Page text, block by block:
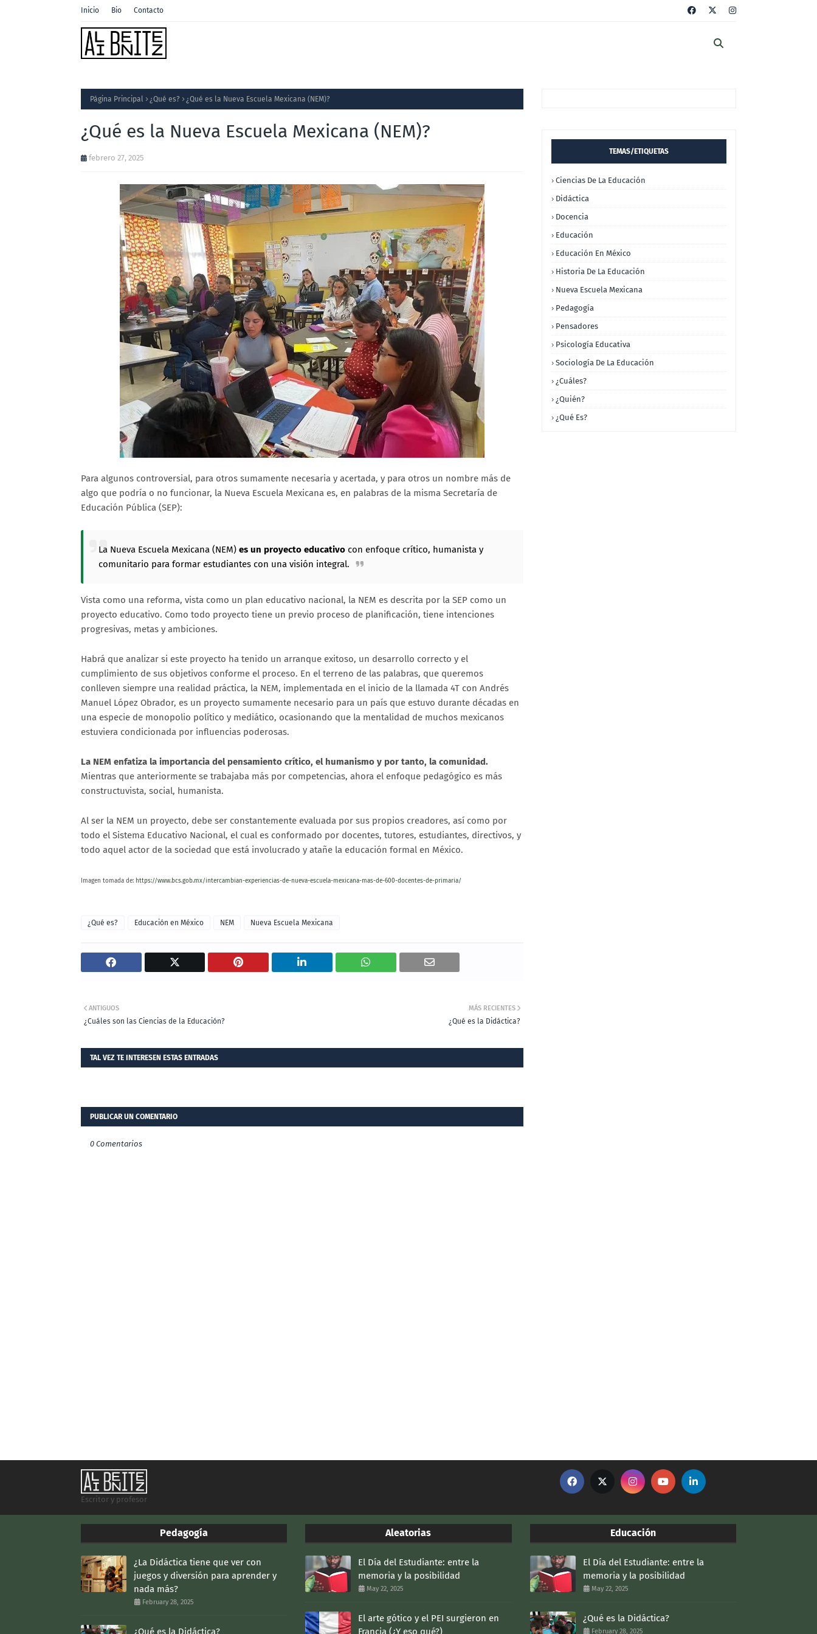
Inicio Bio Contacto
Página Principal ¿Qué es? ¿Qué es la Nueva Escuela Mexicana (NEM)?
¿Qué es la Nueva Escuela Mexicana (NEM)?
febrero 27, 2025
Para algunos controversial, para otros sumamente necesaria y acertada, y para otros un nombre más de
algo que podría o no funcionar, la Nueva Escuela Mexicana es, en palabras de la misma Secretaría de
Educación Pública (SEP):
La Nueva Escuela Mexicana (NEM) es un proyecto educativo con enfoque crítico, humanista y
comunitario para formar estudiantes con una visión integral.
Vista como una reforma, vista como un plan educativo nacional, la NEM es descrita por la SEP como un
proyecto educativo. Como todo proyecto tiene un previo proceso de planificación, tiene intenciones
progresivas, metas y ambiciones.
Habrá que analizar si este proyecto ha tenido un arranque exitoso, un desarrollo correcto y el
cumplimiento de sus objetivos conforme el proceso. En el terreno de las palabras, que queremos
conlleven siempre una realidad práctica, la NEM, implementada en el inicio de la llamada 4T con Andrés
Manuel López Obrador, es un proyecto sumamente necesario para un país que estuvo durante décadas en
una especie de monopolio político y mediático, ocasionando que la mentalidad de muchos mexicanos
estuviera condicionada por influencias poderosas.
La NEM enfatiza la importancia del pensamiento crítico, el humanismo y por tanto, la comunidad.
Mientras que anteriormente se trabajaba más por competencias, ahora el enfoque pedagógico es más
constructuvista, social, humanista.
Al ser la NEM un proyecto, debe ser constantemente evaluada por sus propios creadores, así como por
todo el Sistema Educativo Nacional, el cual es conformado por docentes, tutores, estudiantes, directivos, y
todo aquel actor de la sociedad que está involucrado y atañe la educación formal en México.
Imagen tomada de: https://www.bcs.gob.mx/intercambian-experiencias-de-nueva-escuela-mexicana-mas-de-600-docentes-de-primaria/
¿Qué es? Educación en México NEM Nueva Escuela Mexicana
MÁS RECIENTES
¿Qué es la Didáctica?
ANTIGUOS
¿Cuáles son las Ciencias de la Educación?
TAL VEZ TE INTERESEN ESTAS ENTRADAS
PUBLICAR UN COMENTARIO
0 Comentarios
TEMAS/ETIQUETAS
Ciencias De La Educación
Didáctica
Docencia
Educación
Educación En México
Historia De La Educación
Nueva Escuela Mexicana
Pedagogía
Pensadores
Psicología Educativa
Sociología De La Educación
¿Cuáles?
¿Quién?
¿Qué Es?
Escritor y profesor
Pedagogía
¿La Didáctica tiene que ver con
juegos y diversión para aprender y
nada más?
February 28, 2025
¿Qué es la Didáctica?
Aleatorias
El Día del Estudiante: entre la
memoria y la posibilidad
May 22, 2025
El arte gótico y el PEI surgieron en
Francia (¿Y eso qué?)
Educación
El Día del Estudiante: entre la
memoria y la posibilidad
May 22, 2025
¿Qué es la Didáctica?
February 28, 2025